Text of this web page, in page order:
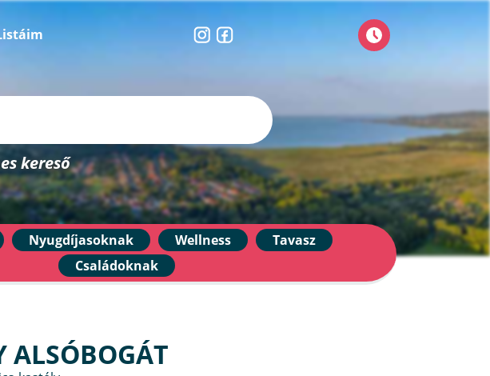
kereső
Nyugdíjasoknak Wellness
Tavasz
Családoknak
ALSÓBOGÁT